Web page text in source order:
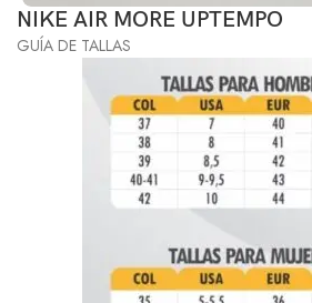
NIKE AIR MORE UPTEMPO
GUÍA DE TALLAS